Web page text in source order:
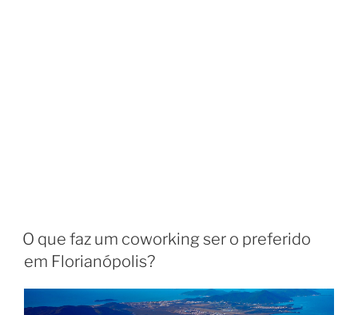
O que faz um coworking ser o preferido
em Florianópolis?